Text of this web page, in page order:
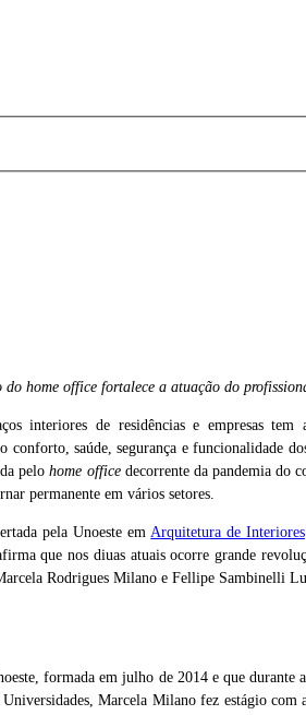
home office fortalece a atuação do
interiores de residências e empresas
conforto, saúde, segurança e funcionalidade
pelohome officedecorrente da pandemia do
permanente em vários setores.
pela Unoeste emArquitetura de Interiores
que nos diuas atuais ocorre grande
Rodrigues Milano e Fellipe Sambinelli
formada em julho de 2014 e que durante
Marcela Milano fez estágio